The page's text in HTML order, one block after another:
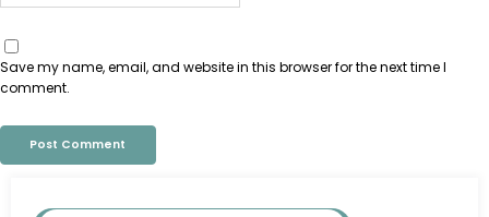
Save my name, email, and website in this browser for the next time I
comment.